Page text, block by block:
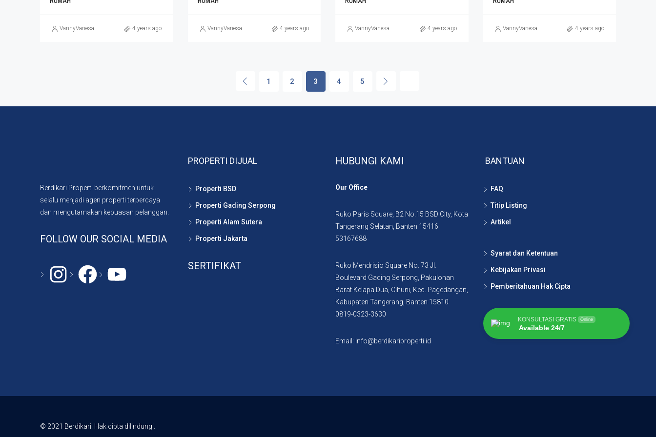
VannyVanesa 4 years ago VannyVanesa 4 years ago VannyVanesa 4 years ago VannyVanesa 4 years ago
1 2 3 4 5
Berdikari Properti berkomitmen untuk
selalu menjadi agen properti terpercaya
dan mengutamakan kepuasan pelanggan.
FOLLOW OUR SOCIAL MEDIA
Instagram
# YouTube
PROPERTI DIJUAL
Properti BSD
Properti Gading Serpong
Properti Alam Sutera
Properti Jakarta
SERTIFIKAT
HUBUNGI KAMI
Our Office
Ruko Paris Square, B2 No.15 BSD City, Kota
Tangerang Selatan, Banten 15416
53167688
Ruko Mendrisio Square No. 73 Jl.
Boulevard Gading Serpong, Pakulonan
Barat Kelapa Dua, Cihuni, Kec. Pagedangan,
Kabupaten Tangerang, Banten 15810
0819-0323-3630
Email: info@berdikariproperti.id
BANTUAN
FAQ
Titip Listing
Artikel
Syarat dan Ketentuan
Kebijakan Privasi
Pemberitahuan Hak Cipta
KONSULTASI GRATIS Online
Available 24/7
© 2021 Berdikari. Hak cipta dilindungi.